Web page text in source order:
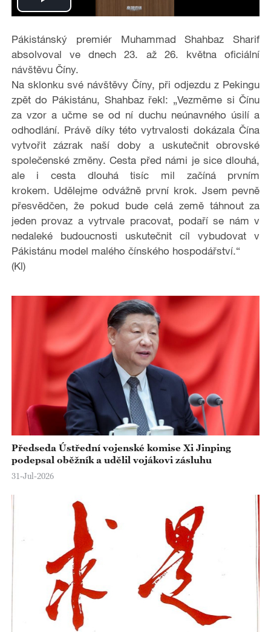
P
l
a
y
V
i
d
e
o
Pákistánský premiér Muhammad Shahbaz Sharif
absolvoval ve dnech 23. až 26. května oficiální
návštěvu Číny.
Na sklonku své návštěvy Číny, při odjezdu z Pekingu
zpět do Pákistánu, Shahbaz řekl: „Vezměme si Čínu
za vzor a učme se od ní duchu neúnavného úsilí a
odhodlání. Právě díky této vytrvalosti dokázala Čína
vytvořit zázrak naší doby a uskutečnit obrovské
společenské změny. Cesta před námi je sice dlouhá,
ale i cesta dlouhá tisíc mil začíná prvním
krokem. Udělejme odvážně první krok. Jsem pevně
přesvědčen, že pokud bude celá země táhnout za
jeden provaz a vytrvale pracovat, podaří se nám v
nedaleké budoucnosti uskutečnit cíl vybudovat v
Pákistánu model malého čínského hospodářství.“
(Kl)
Předseda Ústřední vojenské komise Xi Jinping
podepsal oběžník a udělil vojákovi zásluhu
31-Jul-2026